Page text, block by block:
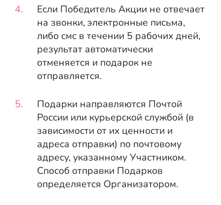
Если Победитель Акции не отвечает
на звонки, электронные письма,
либо смс в течении 5 рабочих дней,
результат автоматически
отменяется и подарок не
отправляется.
Подарки направляются Почтой
России или курьерской службой (в
зависимости от их ценности и
адреса отправки) по почтовому
адресу, указанному Участником.
Способ отправки Подарков
определяется Организатором.